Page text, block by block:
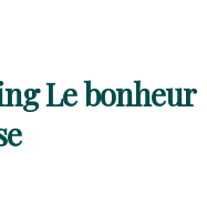
Le bonheur